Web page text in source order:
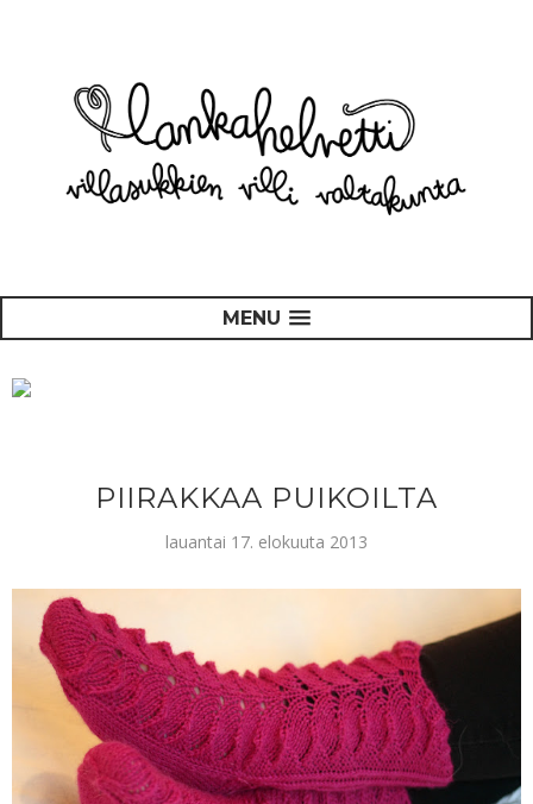
MENU
PIIRAKKAA PUIKOILTA
lauantai 17. elokuuta 2013